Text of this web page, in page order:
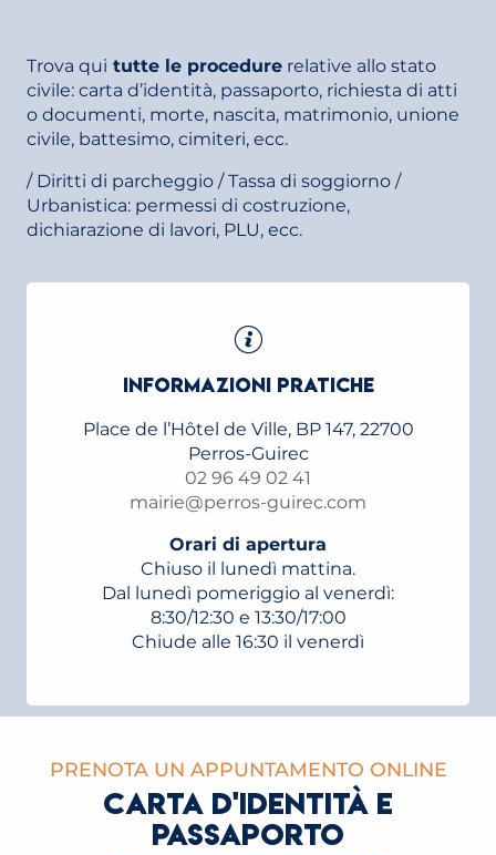
Trova qui tutte le procedure relative allo stato
civile: carta d’identità, passaporto, richiesta di atti
o documenti, morte, nascita, matrimonio, unione
civile, battesimo, cimiteri, ecc.
/ Diritti di parcheggio / Tassa di soggiorno /
Urbanistica: permessi di costruzione,
dichiarazione di lavori, PLU, ecc.
INFORMAZIONI PRATICHE
Place de l’Hôtel de Ville, BP 147, 22700
Perros-Guirec
02 96 49 02 41
mairie@perros-guirec.com
Orari di apertura
Chiuso il lunedì mattina.
Dal lunedì pomeriggio al venerdì:
8:30/12:30 e 13:30/17:00
Chiude alle 16:30 il venerdì
PRENOTA UN APPUNTAMENTO ONLINE
CARTA D'IDENTITÀ E
PASSAPORTO